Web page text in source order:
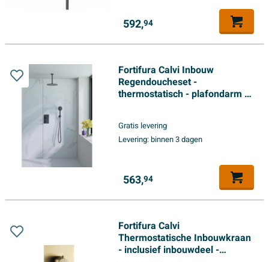
592,94
Fortifura Calvi Inbouw
Regendoucheset -
thermostatisch - plafondarm -
doucheslang - mat zwart
Gratis levering
Levering:binnen 3 dagen
563,94
Fortifura Calvi
Thermostatische Inbouwkraan
- inclusief inbouwdeel -